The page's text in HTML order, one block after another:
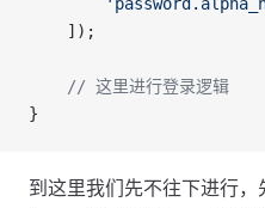
    ]);
    // 这里进行登录逻辑
}
到这里我们先不往下进行，